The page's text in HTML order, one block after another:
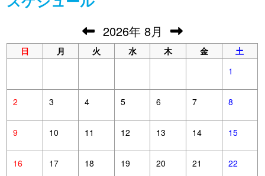
2026年 8月
日 月 火 水 木 金
土
1
2 3 4 5 6 7 8
9 10 11 12 13 14 15
16 17 18 19 20 21 22